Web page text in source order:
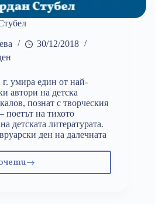
30/12/2018
умира един от най-
автори на детска
познат с творческия
поетът на тихото
детската литературата.
ден на далечната
30